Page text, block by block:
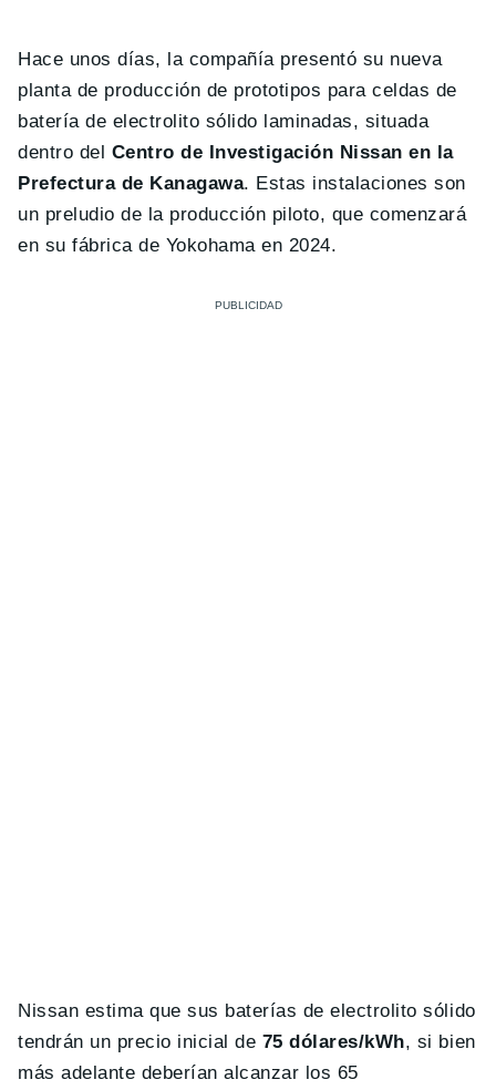
Hace unos días, la compañía presentó su nueva
planta de producción de prototipos para celdas de
batería de electrolito sólido laminadas, situada
dentro del Centro de Investigación Nissan en la
Prefectura de Kanagawa. Estas instalaciones son
un preludio de la producción piloto, que comenzará
en su fábrica de Yokohama en 2024.
Nissan estima que sus baterías de electrolito sólido
tendrán un precio inicial de 75 dólares/kWh, si bien
más adelante deberían alcanzar los 65